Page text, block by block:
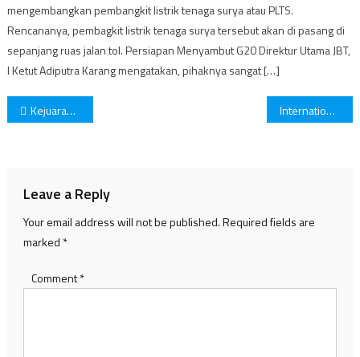
mengembangkan pembangkit listrik tenaga surya atau PLTS.
Rencananya, pembagkit listrik tenaga surya tersebut akan di pasang di
sepanjang ruas jalan tol. Persiapan Menyambut G20 Direktur Utama JBT,
I Ketut Adiputra Karang mengatakan, pihaknya sangat […]
Post
Kejuaraan Piala Presiden Esport 2021 Memasuki Babak Grand Final International Monetary Fund Sebagai Penjaga Sistem Moneter Internasional
Leave a Reply
Your email address will not be published.Required fields are
marked *
Comment*